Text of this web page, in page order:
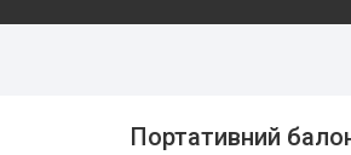
Портативний